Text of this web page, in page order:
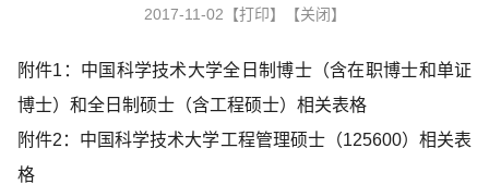
2017-11-02 【打印】 【关闭】
附件1：中国科学技术大学全日制博士（含在职博士和单证
博士）和全日制硕士（含工程硕士）相关表格
附件2：中国科学技术大学工程管理硕士（125600）相关表
格